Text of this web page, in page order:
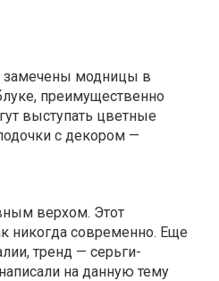
замечены модницы в
преимущественно
выступать цветные
с декором —
верхом. Этот
никогда современно. Еще
тренд — серьги-
на данную тему